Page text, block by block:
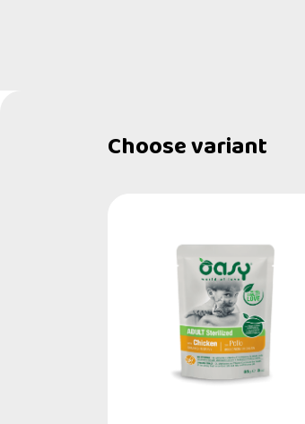
Choose variant